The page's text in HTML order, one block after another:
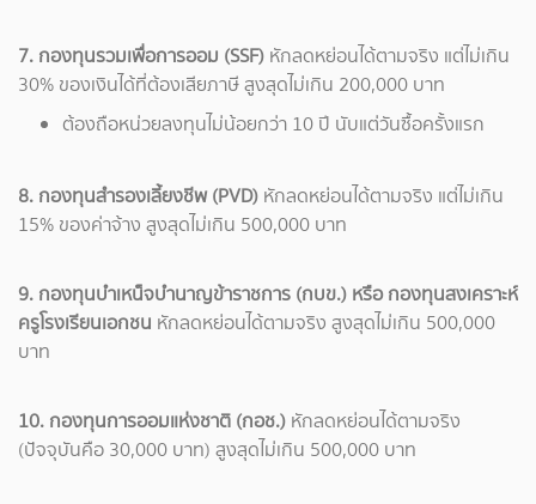
7. กองทุนรวมเพื่อการออม (SSF) หักลดหย่อนได้ตามจริง แต่ไม่เกิน
30% ของเงินได้ที่ต้องเสียภาษี สูงสุดไม่เกิน 200,000 บาท
ต้องถือหน่วยลงทุนไม่น้อยกว่า 10 ปี นับแต่วันซื้อครั้งแรก
8. กองทุนสำรองเลี้ยงชีพ (PVD) หักลดหย่อนได้ตามจริง แต่ไม่เกิน
15% ของค่าจ้าง สูงสุดไม่เกิน 500,000 บาท
9. กองทุนบำเหน็จบำนาญข้าราชการ (กบข.) หรือ กองทุนสงเคราะห์
ครูโรงเรียนเอกชน หักลดหย่อนได้ตามจริง สูงสุดไม่เกิน 500,000
บาท
10. กองทุนการออมแห่งชาติ (กอช.) หักลดหย่อนได้ตามจริง
(ปัจจุบันคือ 30,000 บาท) สูงสุดไม่เกิน 500,000 บาท